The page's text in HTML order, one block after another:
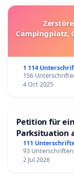
Campingplatz,
1 114
156
4 Oct 2025
Petition für
Parksituation
111
93 Unterschriften
2 Jul 2026